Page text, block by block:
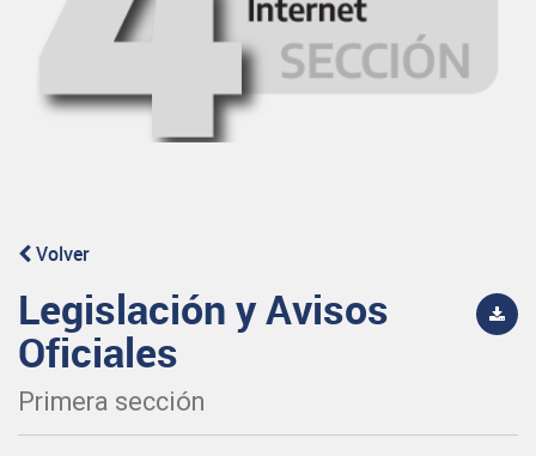
Volver
Legislación y Avisos
Oficiales
Primera sección